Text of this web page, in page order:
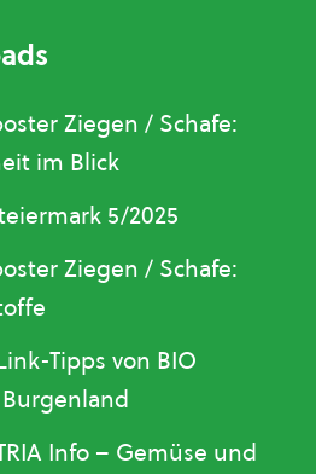
Ziegen / Schafe:
im Blick
5/2025
Ziegen / Schafe:
Tipps von BIO
Burgenland
Info – Gemüse und